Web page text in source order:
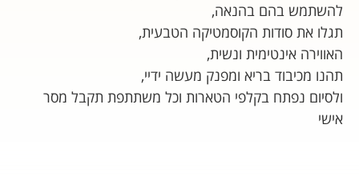
להשתמש בהם בהנאה,
תגלו את סודות הקוסמטיקה הטבעית,
האווירה אינטימית ונשית,
תהנו מכיבוד בריא ומפנק מעשה ידיי,
ולסיום נפתח בקלפי הטארות וכל משתתפת תקבל מסר
אישי